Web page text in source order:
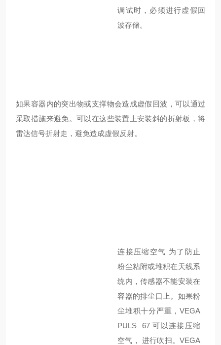
调试时，必须进行虚假回
波存储。
如果容器内的突出物或支撑物会造成虚假回波，可以通过
采取措施来避免。可以在这些装置上安装斜的折射板，将
雷达信号折射走，避免造成虚假反射。
连接压缩空气 为了防止
粉尘粘附或堆积在天线系
统内，传感器不能安装在
容器的排尘口上。如果粉
尘堆积十分严重，VEGA
PULS 67 可以连接压缩
空气 ，进行吹扫。VEGA